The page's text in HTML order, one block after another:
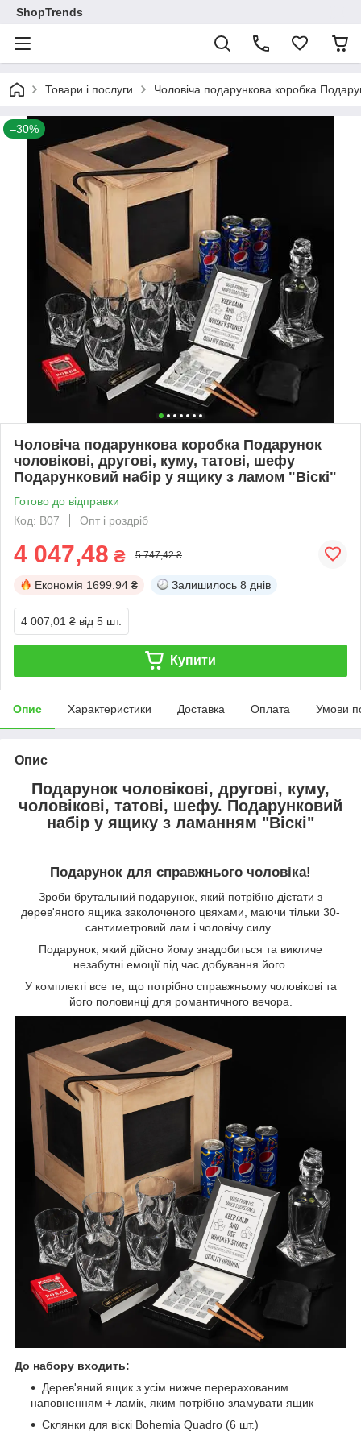
ShopTrends
Товари і послуги Чоловіча подарункова коробка
–30%
Чоловіча подарункова коробка Подарунок
чоловікові, другові, куму, татові, шефу
Подарунковий набір у ящику з ламом "Віскі"
Готово до відправки
Код: B07
Опт і роздріб
4 047,48 ₴ 5 747,42 ₴
Економія 1699.94 ₴ Залишилось 8 днів
4 007,01 ₴ від 5 шт.
Купити
Опис Характеристики Доставка Оплата Умови
Опис
Подарунок чоловікові, другові, куму,
чоловікові, татові, шефу. Подарунковий
набір у ящику з ламанням "Віскі"
Подарунок для справжнього чоловіка!
Зроби брутальний подарунок, який потрібно дістати з
дерев'яного ящика заколоченого цвяхами, маючи тільки 30-
сантиметровий лам і чоловічу силу.
Подарунок, який дійсно йому знадобиться та викличе
незабутні емоції під час добування його.
У комплекті все те, що потрібно справжньому чоловікові та
його половинці для романтичного вечора.
До набору входить:
Дерев'яний ящик з усім нижче перерахованим
наповненням + ламік, яким потрібно зламувати ящик
Склянки для віскі Bohemia Quadro (6 шт.)